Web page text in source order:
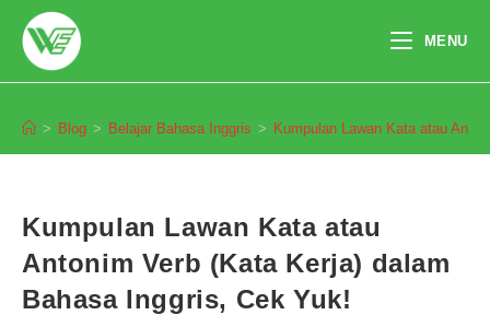
content
MENU
> Blog > Belajar Bahasa Inggris > Kumpulan Lawan Kata atau
Kumpulan Lawan Kata atau
Antonim Verb (Kata Kerja) dalam
Bahasa Inggris, Cek Yuk!